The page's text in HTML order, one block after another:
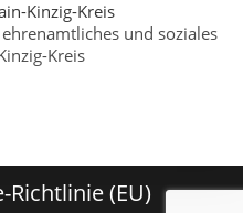
und soziales
Kreis
Richtlinie (EU)